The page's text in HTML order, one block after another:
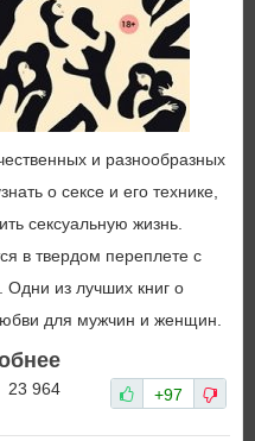
и разнообразных
о сексе и его технике,
сексуальную жизнь.
в твердом переплете с
из лучших книг о
для мужчин и женщин.
23 964 +97